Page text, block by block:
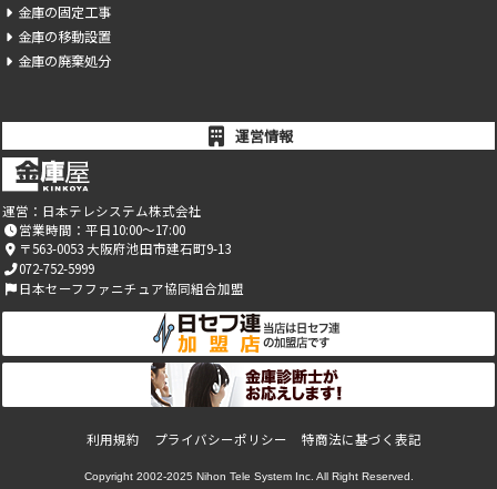
運営情報
運営： 日本テレシステム株式会社
営業時間：平日10:00～17:00
〒563-0053 大阪府池田市建石町9-13
072-752-5999
日本セーフファニチュア協同組合加盟
金庫の固定工事
金庫の移動設置
金庫の廃棄処分
利用規約 プライバシーポリシー 特商法に基づく表記
Copyright 2002-2025 Nihon Tele System Inc. All Right Reserved.